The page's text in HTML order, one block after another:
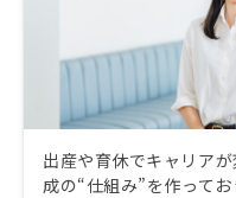
出産や育休でキャリア
成の“仕組み”を作ってお